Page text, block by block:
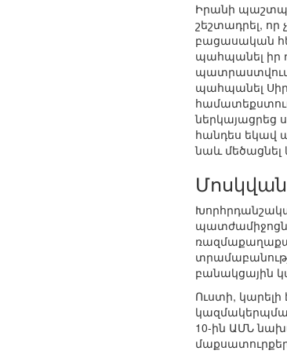
Իրանի
շեշտադրել,
բացասական
պահպանել իր
պատրաստվում
պահպանել
ներկայացրեց
հանդես եկավ
նաև մեծացնել
բանակցային
Ուստի,
10-ին ԱՄՆ